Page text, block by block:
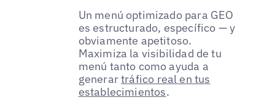
Un menú optimizado para GEO
es estructurado, específico — y
obviamente apetitoso.
Maximiza la visibilidad de tu
menú tanto como ayuda a
generartráfico real en tus
establecimientos.